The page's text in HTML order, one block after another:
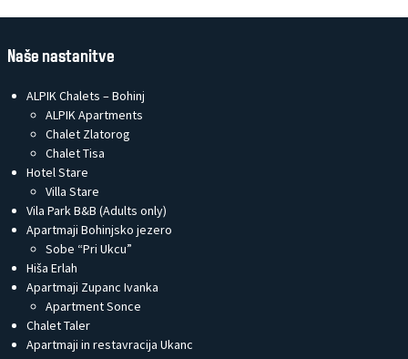
Naše nastanitve
ALPIK Chalets – Bohinj
ALPIK Apartments
Chalet Zlatorog
Chalet Tisa
Hotel Stare
Villa Stare
Vila Park B&B (Adults only)
Apartmaji Bohinjsko jezero
Sobe “Pri Ukcu”
Hiša Erlah
Apartmaji Zupanc Ivanka
Apartment Sonce
Chalet Taler
Apartmaji in restavracija Ukanc